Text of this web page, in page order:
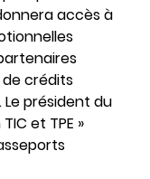
accès à
de crédits
président du
et TPE »